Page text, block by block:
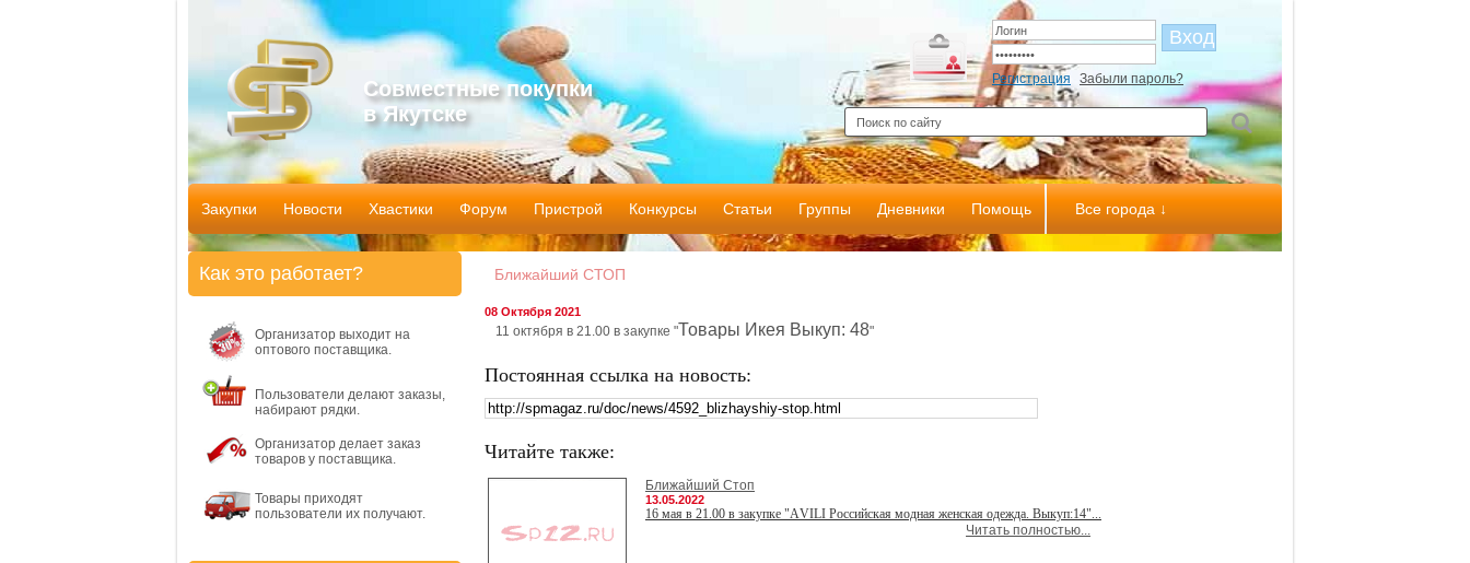
Совместные покупки
в Якутске
Регистрация Забыли пароль?
Закупки Новости Хвастики Форум Пристрой Конкурсы Статьи Группы Дневники Помощь Все города ↓
Ближайший СТОП
08 Октября 2021
11 октября в 21.00 в закупке "Товары Икея Выкуп: 48"
Постоянная ссылка на новость:
Читайте также:
Ближайший Стоп
13.05.2022
16 мая в 21.00 в закупке "АVILI Российская модная женская одежда. Выкуп:14"...
Читать полностью...
Как это работает?
Организатор выходит на
оптового поставщика.
Пользователи делают заказы,
набирают рядки.
Организатор делает заказ
товаров у поставщика.
Товары приходят
пользователи их получают.